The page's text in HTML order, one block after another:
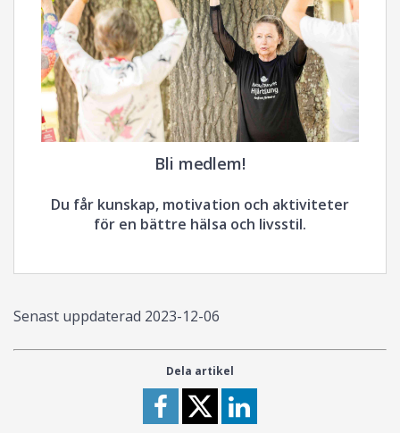
Bli medlem!
Du får kunskap, motivation och aktiviteter
för en bättre hälsa och livsstil.
Senast uppdaterad 2023-12-06
Dela artikel